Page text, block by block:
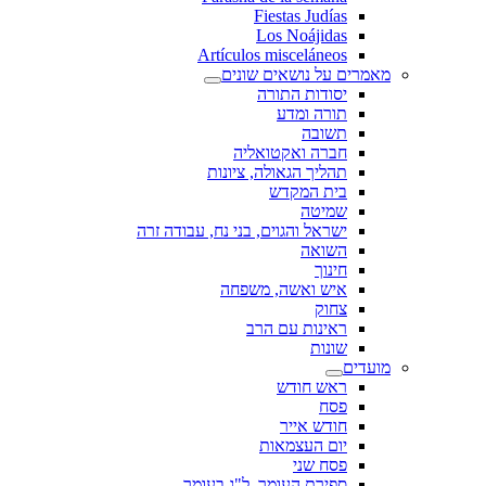
Fiestas Judías
Los Noájidas
Artículos misceláneos
מאמרים על נושאים שונים
יסודות התורה
תורה ומדע
תשובה
חברה ואקטואליה
תהליך הגאולה, ציונות
בית המקדש
שמיטה
ישראל והגוים, בני נח, עבודה זרה
השואה
חינוך
איש ואשה, משפחה
צחוק
ראינות עם הרב
שונות
מועדים
ראש חודש
פסח
חודש אייר
יום העצמאות
פסח שני